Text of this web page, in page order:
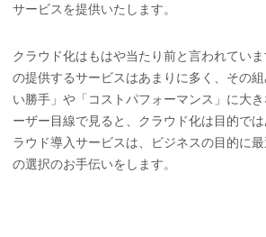
サービスを提供いたします。
クラウド化はもはや当たり前と言われてい
の提供するサービスはあまりに多く、その
い勝手」や「コストパフォーマンス」に大
ーザー目線で見ると、クラウド化は目的で
ラウド導入サービスは、ビジネスの目的に
の選択のお手伝いをします。